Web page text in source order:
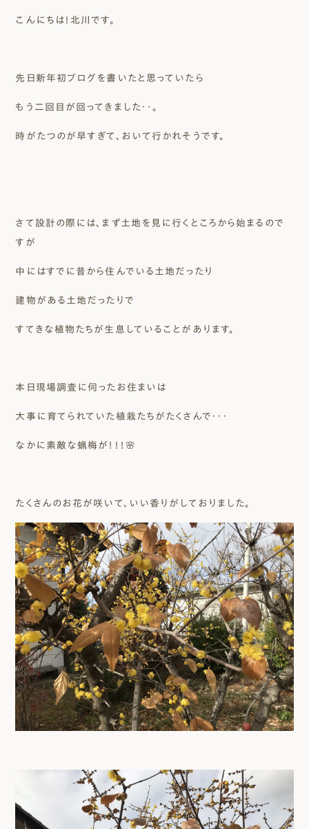
こんにちは！北川です。
先日新年初ブログを書いたと思っていたら
もう二回目が回ってきました・・。
時がたつのが早すぎて、おいて行かれそうです。
さて設計の際には、まず土地を見に行くところから始まるので
すが
中にはすでに昔から住んでいる土地だったり
建物がある土地だったりで
すてきな植物たちが生息していることがあります。
本日現場調査に伺ったお住まいは
大事に育てられていた植栽たちがたくさんで・・・
なかに素敵な蝋梅が！！！🌸
たくさんのお花が咲いて、いい香りがしておりました。